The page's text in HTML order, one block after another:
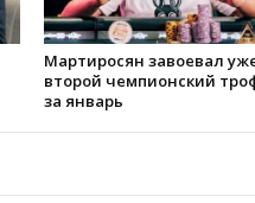
Мартиросян завоевал
второй чемпионский
за январь